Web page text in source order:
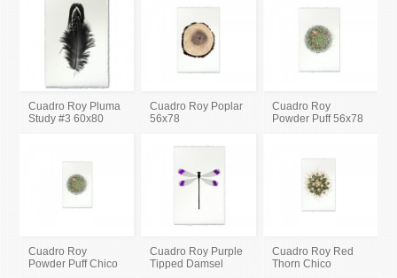
Cuadro Roy Pluma
Study #3 60x80
Cuadro Roy Poplar
56x78
Cuadro Roy
Powder Puff 56x78
Cuadro Roy
Powder Puff Chico
Cuadro Roy Purple
Tipped Damsel
Cuadro Roy Red
Thorn Chico